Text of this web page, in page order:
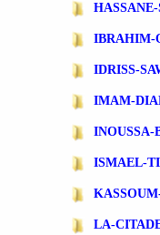
IBRAHIM-
IDRISS-
IMAM-
INOUSSA-
ISMAEL-
LA-